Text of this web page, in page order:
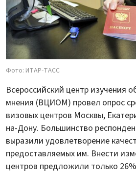
Фото: ИТАР-ТАСС
Всероссийский центр изучения
мнения (ВЦИОМ) провел опрос
визовых центров Москвы,
на-Дону. Большинство
выразили удовлетворение
предоставляемых им. Внести
центров предложили только